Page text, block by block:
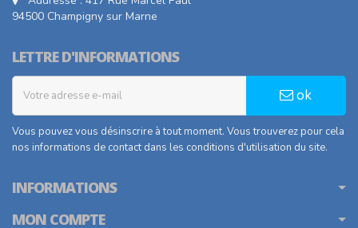
94500 Champigny sur Marne
LETTRE D'INFORMATIONS
ok
Vous pouvez vous désinscrire à tout moment. Vous trouverez pour cela
nos informations de contact dans les conditions d'utilisation du site.
INFORMATIONS
MON COMPTE